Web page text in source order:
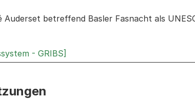
Auderset betreffend Basler Fasnacht als
- GRIBS]